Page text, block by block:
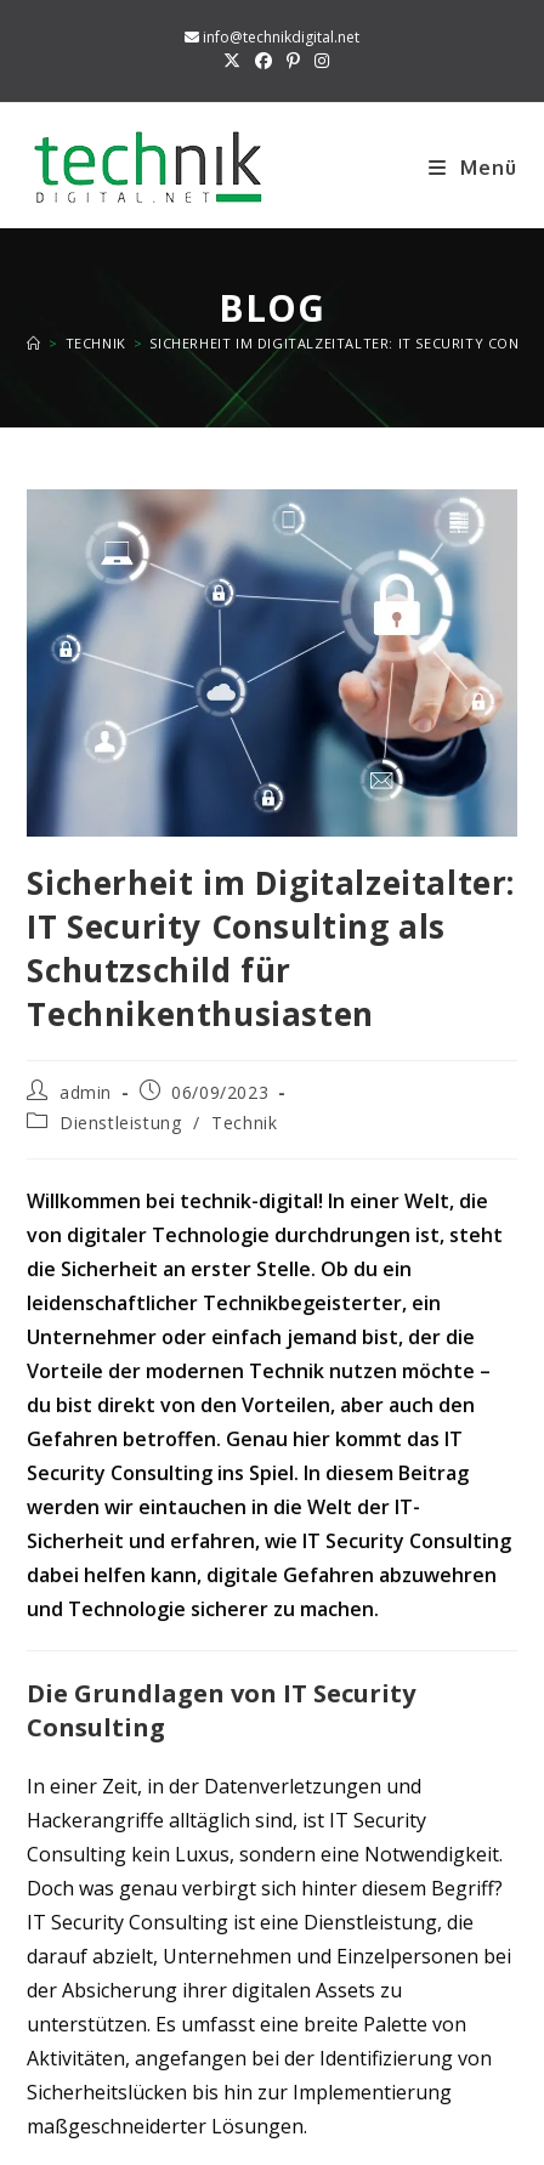
info@technikdigital.net
Menü
BLOG
> TECHNIK > SICHERHEIT IM DIGITALZEITALTER: IT SECURITY
Sicherheit im Digitalzeitalter:
IT Security Consulting als
Schutzschild für
Technikenthusiasten
Beitrags-
Autor:
admin
Beitrag
veröffentlicht:
06/09/2023
Beitrags-
Dienstleistung / Technik
Willkommen bei technik-digital! In einer Welt, die
von digitaler Technologie durchdrungen ist, steht
die Sicherheit an erster Stelle. Ob du ein
leidenschaftlicher Technikbegeisterter, ein
Unternehmer oder einfach jemand bist, der die
Vorteile der modernen Technik nutzen möchte –
du bist direkt von den Vorteilen, aber auch den
Gefahren betroffen. Genau hier kommt das IT
Security Consulting ins Spiel. In diesem Beitrag
werden wir eintauchen in die Welt der IT-
Sicherheit und erfahren, wie IT Security Consulting
dabei helfen kann, digitale Gefahren abzuwehren
und Technologie sicherer zu machen.
Die Grundlagen von IT Security
Consulting
In einer Zeit, in der Datenverletzungen und
Hackerangriffe alltäglich sind, ist IT Security
Consulting kein Luxus, sondern eine Notwendigkeit.
Doch was genau verbirgt sich hinter diesem Begriff?
IT Security Consulting ist eine Dienstleistung, die
darauf abzielt, Unternehmen und Einzelpersonen bei
der Absicherung ihrer digitalen Assets zu
unterstützen. Es umfasst eine breite Palette von
Aktivitäten, angefangen bei der Identifizierung von
Sicherheitslücken bis hin zur Implementierung
maßgeschneiderter Lösungen.